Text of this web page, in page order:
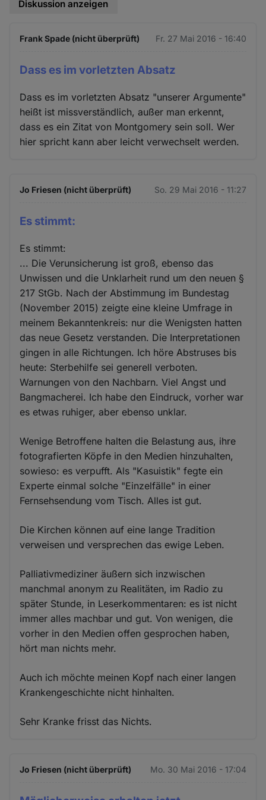
Diskussion anzeigen
Frank Spade (nicht überprüft) Fr. 27 Mai 2016 - 16:40
Dass es im vorletzten Absatz
Dass es im vorletzten Absatz "unserer Argumente"
heißt ist missverständlich, außer man erkennt,
dass es ein Zitat von Montgomery sein soll. Wer
hier spricht kann aber leicht verwechselt werden.
Jo Friesen (nicht überprüft) So. 29 Mai 2016 - 11:27
Es stimmt:
Es stimmt:
... Die Verunsicherung ist groß, ebenso das
Unwissen und die Unklarheit rund um den neuen §
217 StGb. Nach der Abstimmung im Bundestag
(November 2015) zeigte eine kleine Umfrage in
meinem Bekanntenkreis: nur die Wenigsten hatten
das neue Gesetz verstanden. Die Interpretationen
gingen in alle Richtungen. Ich höre Abstruses bis
heute: Sterbehilfe sei generell verboten.
Warnungen von den Nachbarn. Viel Angst und
Bangmacherei. Ich habe den Eindruck, vorher war
es etwas ruhiger, aber ebenso unklar.
Wenige Betroffene halten die Belastung aus, ihre
fotografierten Köpfe in den Medien hinzuhalten,
sowieso: es verpufft. Als "Kasuistik" fegte ein
Experte einmal solche "Einzelfälle" in einer
Fernsehsendung vom Tisch. Alles ist gut.
Die Kirchen können auf eine lange Tradition
verweisen und versprechen das ewige Leben.
Palliativmediziner äußern sich inzwischen
manchmal anonym zu Realitäten, im Radio zu
später Stunde, in Leserkommentaren: es ist nicht
immer alles machbar und gut. Von wenigen, die
vorher in den Medien offen gesprochen haben,
hört man nichts mehr.
Auch ich möchte meinen Kopf nach einer langen
Krankengeschichte nicht hinhalten.
Sehr Kranke frisst das Nichts.
Jo Friesen (nicht überprüft) Mo. 30 Mai 2016 - 17:04